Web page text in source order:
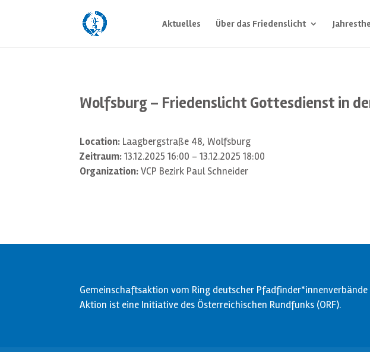
Aktuelles Über das Friedenslicht
Wolfsburg – Friedenslicht Gottesdienst in
Location: Laagbergstraße 48, Wolfsburg
Zeitraum:13.12.2025 16:00 - 13.12.2025 18:00
Organization:VCP Bezirk Paul Schneider
Gemeinschaftsaktion vom Ring deutscher
Aktion ist eine Initiative des Österreichischen Rundfunks (ORF).